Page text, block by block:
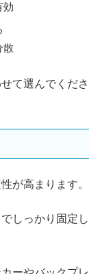
効
散
て選んでくださ
が高まります。
しっかり固定し